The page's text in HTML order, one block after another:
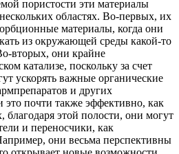
пористости эти материалы
областях. Во-первых, их
материалы, когда они
из окружающей среды какой-то
вторых, они крайне
катализе, поскольку за счет
ускорять важные органические
и других
почти также эффективно, как
этой полости, они могут
и переносчики, как
они весьма перспективны